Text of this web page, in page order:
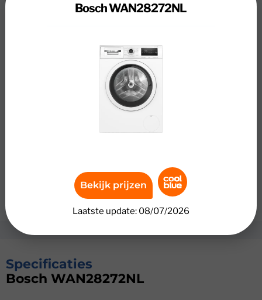
programma verminder je tot 50% van de kreukels dankzij
stoom. Zo heb jij in 20 minuten 5 kreukvrije overhemden
of T-shirts. Met 8 kilogram vulgewicht was je zowel kleine
als grote ladingen, bijvoorbeeld de kleding van meerdere
dagen of het beddengoed van één 2-persoonsbed. Om
sneller te wassen, zet je SpeedPerfect aan. Met deze
Hygiene Plus programma. De automaat wast je kleding
dan op een hogere temperatuur, waardoor bacteriën en
allergenen verdwijnen.
Specificaties
Bosch WAN28272NL
Bosch WAN28272NL
Bekijk prijzen
Laatste update: 08/07/2026